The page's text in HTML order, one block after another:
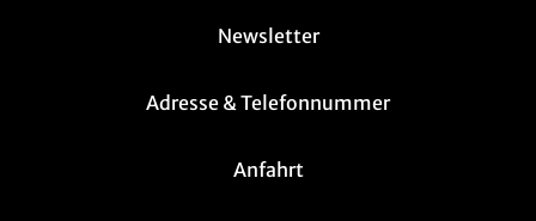
Newsletter
Adresse & Telefonnummer
Anfahrt